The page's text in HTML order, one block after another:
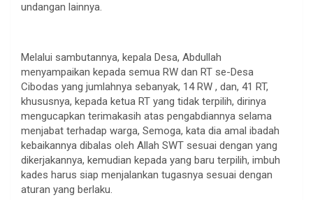
undangan lainnya.
Melalui sambutannya, kepala Desa, Abdullah
menyampaikan kepada semua RW dan RT se-Desa
Cibodas yang jumlahnya sebanyak, 14 RW , dan, 41 RT,
khususnya, kepada ketua RT yang tidak terpilih, dirinya
mengucapkan terimakasih atas pengabdiannya selama
menjabat terhadap warga, Semoga, kata dia amal ibadah
kebaikannya dibalas oleh Allah SWT sesuai dengan yang
dikerjakannya, kemudian kepada yang baru terpilih, imbuh
kades harus siap menjalankan tugasnya sesuai dengan
aturan yang berlaku.